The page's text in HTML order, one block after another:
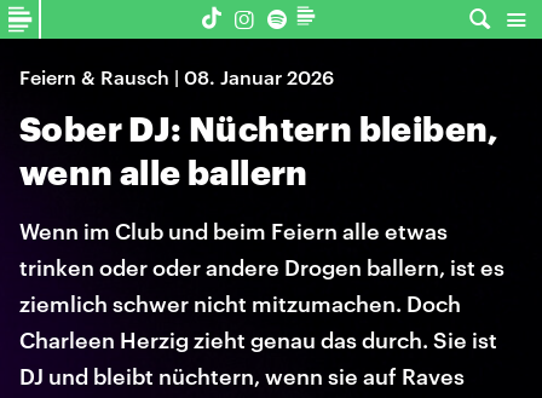
Feiern & Rausch | 08. Januar 2026
Sober DJ: Nüchtern bleiben,
wenn alle ballern
Wenn im Club und beim Feiern alle etwas
trinken oder oder andere Drogen ballern, ist es
ziemlich schwer nicht mitzumachen. Doch
Charleen Herzig zieht genau das durch. Sie ist
DJ und bleibt nüchtern, wenn sie auf Raves